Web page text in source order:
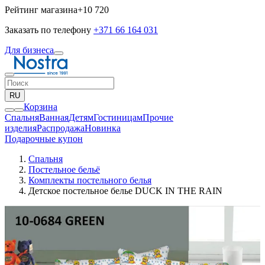
Рейтинг магазина+10 720
Заказать по телефону +371 66 164 031
Для бизнеса
RU
Корзина
СпальняВаннаяДетямГостиницамПрочие
изделияPаспродажаНовинка
Подарочные купон
Спальня
Постельное бельё
Комплекты постельного белья
Детское постельное белье DUCK IN THE RAIN